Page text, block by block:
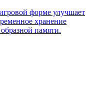
форме улучшает
хранение
памяти.